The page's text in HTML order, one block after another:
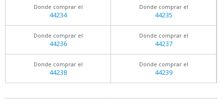
Donde comprar el
44234
Donde comprar el
44235
Donde comprar el
44236
Donde comprar el
44237
Donde comprar el
44238
Donde comprar el
44239